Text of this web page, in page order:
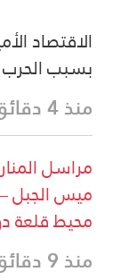
الاقتصاد
بسبب الحرب
منذ 4 دقائق
مراسل
ميس الجبل
محيط قلعة
منذ 9 دقائق